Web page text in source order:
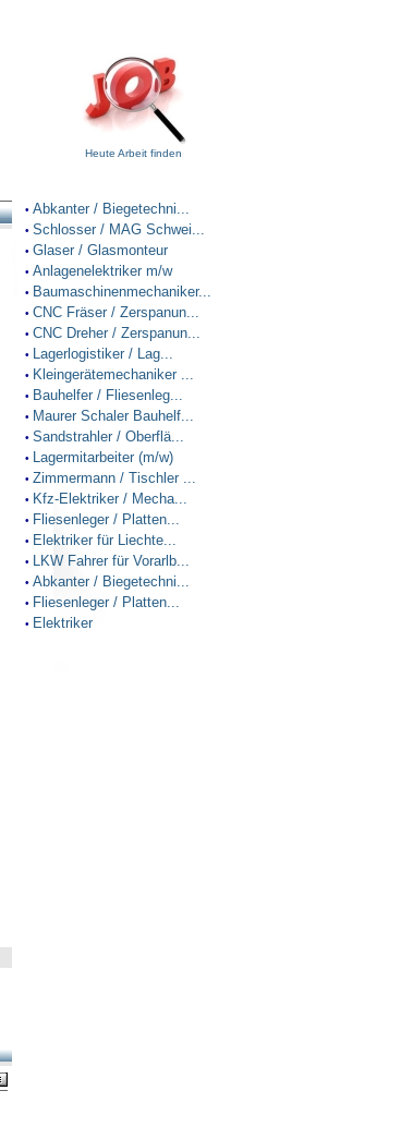
Heute Arbeit finden
• Abkanter / Biegetechni...
• Schlosser / MAG Schwei...
• Glaser / Glasmonteur
• Anlagenelektriker m/w
• Baumaschinenmechaniker...
• CNC Fräser / Zerspanun...
• CNC Dreher / Zerspanun...
• Lagerlogistiker / Lag...
• Kleingerätemechaniker ...
• Bauhelfer / Fliesenleg...
• Maurer Schaler Bauhelf...
• Sandstrahler / Oberflä...
• Lagermitarbeiter (m/w)
• Zimmermann / Tischler ...
• Kfz-Elektriker / Mecha...
• Fliesenleger / Platten...
• Elektriker für Liechte...
• LKW Fahrer für Vorarlb...
• Abkanter / Biegetechni...
• Fliesenleger / Platten...
• Elektriker